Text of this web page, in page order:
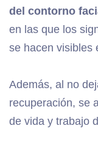
del contorno
en las que los
se hacen visibles
Además, al no
recuperación, se
de vida y trabajo